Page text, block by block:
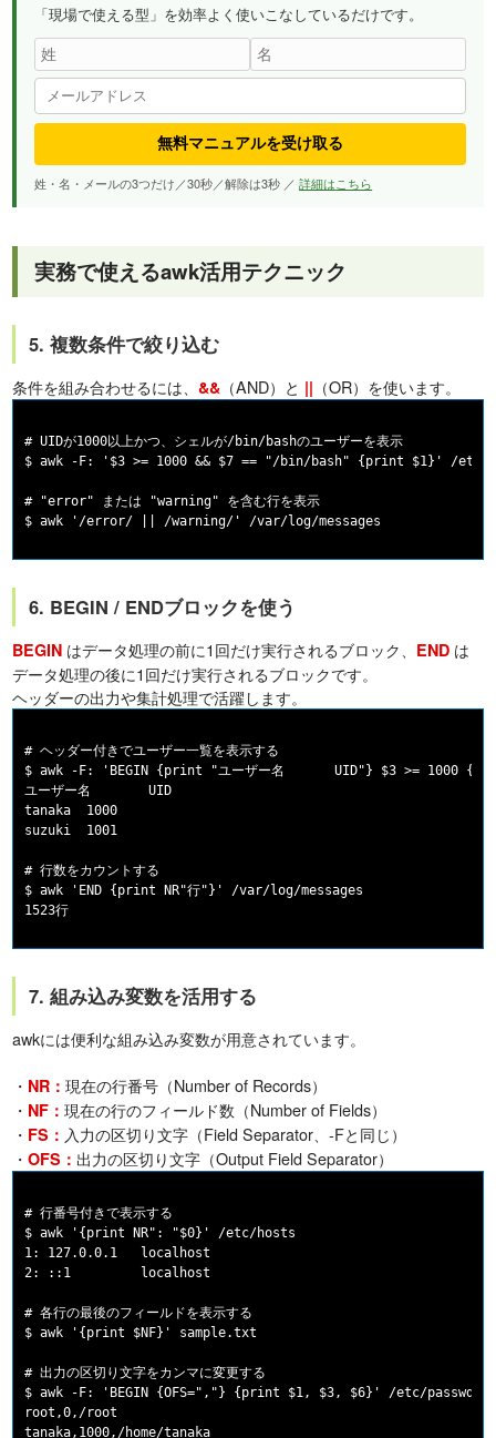
「現場で使える型」を効率よく使いこなしているだけです。
無料マニュアルを受け取る
姓・名・メールの3つだけ／30秒／解除は3秒 ／詳細はこちら
実務で使えるawk活用テクニック
5. 複数条件で絞り込む
条件を組み合わせるには、&& （AND）と || （OR）を使います。
# UIDが1000以上かつ、シェルが/bin/bashのユーザーを表示
$ awk -F: '$3 >= 1000 && $7 == "/bin/bash" {print $1}' /etc/
# "error" または "warning" を含む行を表示
6. BEGIN / ENDブロックを使う
BEGIN はデータ処理の前に1回だけ実行されるブロック、 END は
データ処理の後に1回だけ実行されるブロックです。
ヘッダーの出力や集計処理で活躍します。
# ヘッダー付きでユーザー一覧を表示する
$ awk -F: 'BEGIN {print "ユーザー名	UID"} $3 >= 1000 {print $1"	"$3}' /etc/passwd
ユーザー名	UID
tanaka	1000
suzuki	1001
# 行数をカウントする
$ awk 'END {print NR"行"}' /var/log/messages
7. 組み込み変数を活用する
awkには便利な組み込み変数が用意されています。
・ NR：現在の行番号（Number of Records）
・ NF：現在の行のフィールド数（Number of Fields）
・ FS： 入力の区切り文字（Field Separator、-Fと同じ）
・OFS： 出力の区切り文字（Output Field Separator）
# 行番号付きで表示する
$ awk '{print NR": "$0}' /etc/hosts
1: 127.0.0.1   localhost
2: ::1         localhost
# 各行の最後のフィールドを表示する
$ awk '{print $NF}' sample.txt
# 出力の区切り文字をカンマに変更する
$ awk -F: 'BEGIN {OFS=","} {print $1, $3, $6}' /etc/passwd
root,0,/root